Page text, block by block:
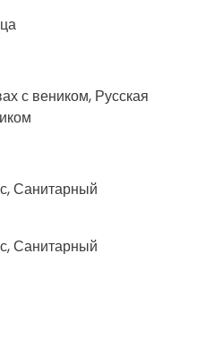
с веником, Русская
Санитарный
Санитарный